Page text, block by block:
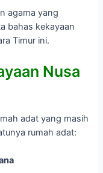
agama yang
bahas kekayaan
Timur ini.
Nusa
adat yang masih
rumah adat: